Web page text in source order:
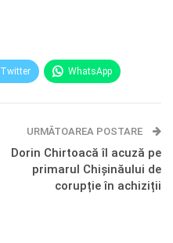
Twitter WhatsApp
URMĂTOAREA POSTARE
Dorin Chirtoacă îl acuză pe
primarul Chișinăului de
corupție în achiziții